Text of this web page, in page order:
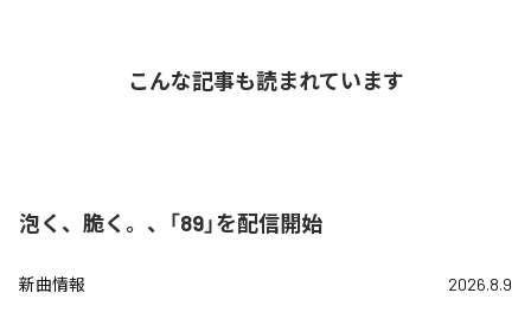
こんな記事も読まれています
泡く、脆く。、「89」を配信開始
新曲情報 2026.8.9